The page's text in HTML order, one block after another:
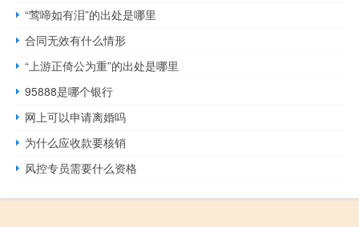
“莺啼如有泪”的出处是哪里
合同无效有什么情形
“上游正倚公为重”的出处是哪里
95888是哪个银行
网上可以申请离婚吗
为什么应收款要核销
风控专员需要什么资格